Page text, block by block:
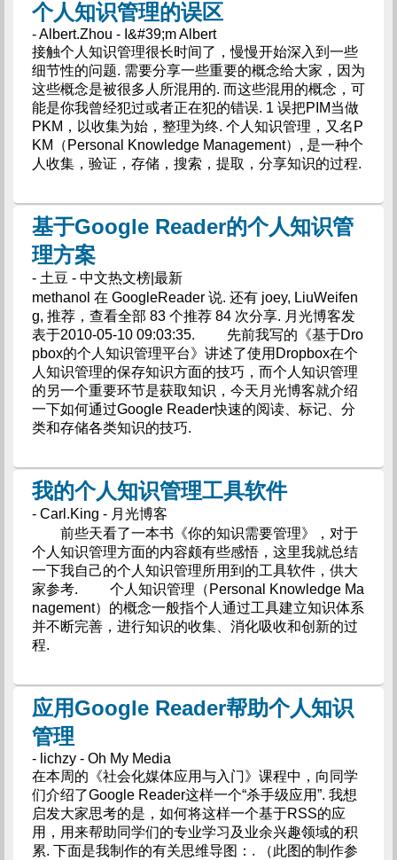
个人知识管理的误区
- Albert.Zhou - I&#39;m Albert
接触个人知识管理很长时间了，慢慢开始深入到一些
细节性的问题. 需要分享一些重要的概念给大家，因为
这些概念是被很多人所混用的. 而这些混用的概念，可
能是你我曾经犯过或者正在犯的错误. 1 误把PIM当做
PKM，以收集为始，整理为终. 个人知识管理，又名P
KM（Personal Knowledge Management）, 是一种个
人收集，验证，存储，搜索，提取，分享知识的过程.
基于Google Reader的个人知识管
理方案
- 土豆 - 中文热文榜|最新
methanol 在 GoogleReader 说. 还有 joey, LiuWeifen
g, 推荐，查看全部 83 个推荐 84 次分享. 月光博客发
表于2010-05-10 09:03:35. 先前我写的《基于Dro
pbox的个人知识管理平台》讲述了使用Dropbox在个
人知识管理的保存知识方面的技巧，而个人知识管理
的另一个重要环节是获取知识，今天月光博客就介绍
一下如何通过Google Reader快速的阅读、标记、分
类和存储各类知识的技巧.
我的个人知识管理工具软件
- Carl.King - 月光博客
前些天看了一本书《你的知识需要管理》，对于
个人知识管理方面的内容颇有些感悟，这里我就总结
一下我自己的个人知识管理所用到的工具软件，供大
家参考. 个人知识管理（Personal Knowledge Ma
nagement）的概念一般指个人通过工具建立知识体系
并不断完善，进行知识的收集、消化吸收和创新的过
程.
应用Google Reader帮助个人知识
管理
- lichzy - Oh My Media
在本周的《社会化媒体应用与入门》课程中，向同学
们介绍了Google Reader这样一个“杀手级应用”. 我想
启发大家思考的是，如何将这样一个基于RSS的应
用，用来帮助同学们的专业学习及业余兴趣领域的积
累. 下面是我制作的有关思维导图：. （此图的制作参